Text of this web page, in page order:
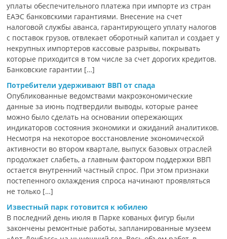
уплаты обеспечительного платежа при импорте из стран
ЕАЭС банковскими гарантиями. Внесение на счет
налоговой службы аванса, гарантирующего уплату налогов
с поставок грузов, отвлекает оборотный капитал и создает у
некрупных импортеров кассовые разрывы, покрывать
которые приходится в том числе за счет дорогих кредитов.
Банковские гарантии […]
Потребители удерживают ВВП от спада
Опубликованные ведомствами макроэкономические
данные за июнь подтвердили выводы, которые ранее
можно было сделать на основании опережающих
индикаторов состояния экономики и ожиданий аналитиков.
Несмотря на некоторое восстановление экономической
активности во втором квартале, выпуск базовых отраслей
продолжает слабеть, а главным фактором поддержки ВВП
остается внутренний частный спрос. При этом признаки
постепенного охлаждения спроса начинают проявляться
не только […]
Известный парк готовится к юбилею
В последний день июля в Парке кованых фигур были
закончены ремонтные работы, запланированные музеем